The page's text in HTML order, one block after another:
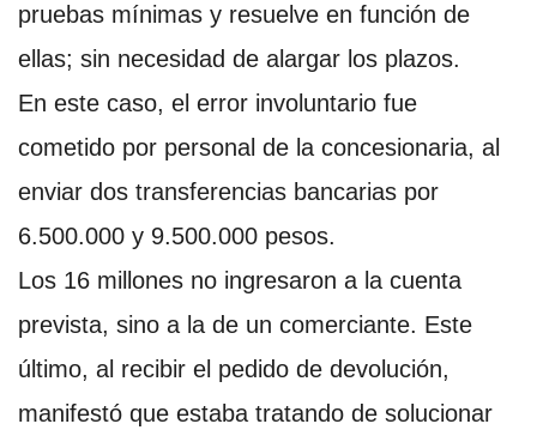
pruebas mínimas y resuelve en función de
ellas; sin necesidad de alargar los plazos.
En este caso, el error involuntario fue
cometido por personal de la concesionaria, al
enviar dos transferencias bancarias por
6.500.000 y 9.500.000 pesos.
Los 16 millones no ingresaron a la cuenta
prevista, sino a la de un comerciante. Este
último, al recibir el pedido de devolución,
manifestó que estaba tratando de solucionar